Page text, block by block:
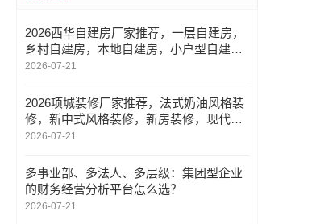
2026西华自建房厂家推荐，一层自建房，
乡村自建房，本地自建房，小户型自建
房，二层自建房厂家优选指南！
2026-07-21
2026项城装修厂家推荐，法式奶油风格装
修，新中式风格装修，新房装修，现代简
约风格装修，意式极简风格装修厂家优选
2026-07-21
多事业部、多法人、多层级：集团型企业
的财务经营分析平台怎么选？
2026-07-21